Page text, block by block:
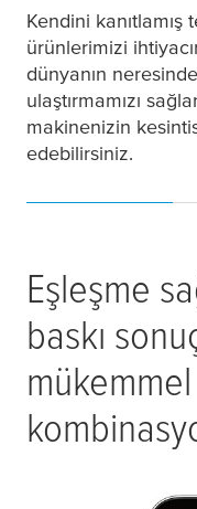
Kendini
ürünlerimizi
dünyanın
ulaştırmamızı
makinenizin
edebilirsiniz.
Eşleşme
baskı
mükemmel